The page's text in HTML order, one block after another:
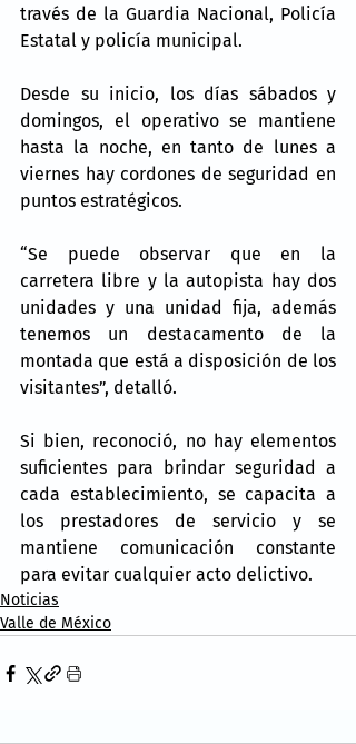
través de la Guardia Nacional, Policía
Estatal y policía municipal.
Desde su inicio, los días sábados y
domingos, el operativo se mantiene
hasta la noche, en tanto de lunes a
viernes hay cordones de seguridad en
puntos estratégicos.
“Se puede observar que en la
carretera libre y la autopista hay dos
unidades y una unidad fija, además
tenemos un destacamento de la
montada que está a disposición de los
visitantes”, detalló.
Si bien, reconoció, no hay elementos
suficientes para brindar seguridad a
cada establecimiento, se capacita a
los prestadores de servicio y se
mantiene comunicación constante
para evitar cualquier acto delictivo.
Noticias
Valle de México